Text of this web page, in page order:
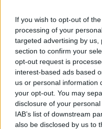
If you wish to opt-out of
processing of your
targeted advertising by
section to confirm your
opt-out request is
interest-based ads based
us or personal information
your opt-out. You may
disclosure of your
IAB’s list of downstream
also be disclosed by us to
Etunimi
Sukunimi